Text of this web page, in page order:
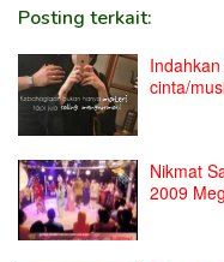
Posting terkait:
cinta/
Nikmat
2009